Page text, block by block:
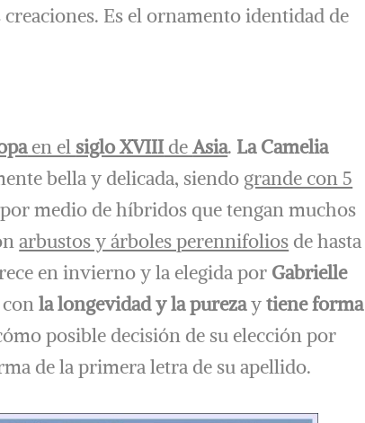
creaciones. Es el ornamento identidad de
en elsiglo XVIIIdeAsia. La Camelia
bella y delicada, siendo grande con 5
medio de híbridos que tengan muchos
arbustos y árboles perennifolios de hasta
en invierno y la elegida por Gabrielle
conla longevidad y la purezaytiene forma
posible decisión de su elección por
de la primera letra de su apellido.